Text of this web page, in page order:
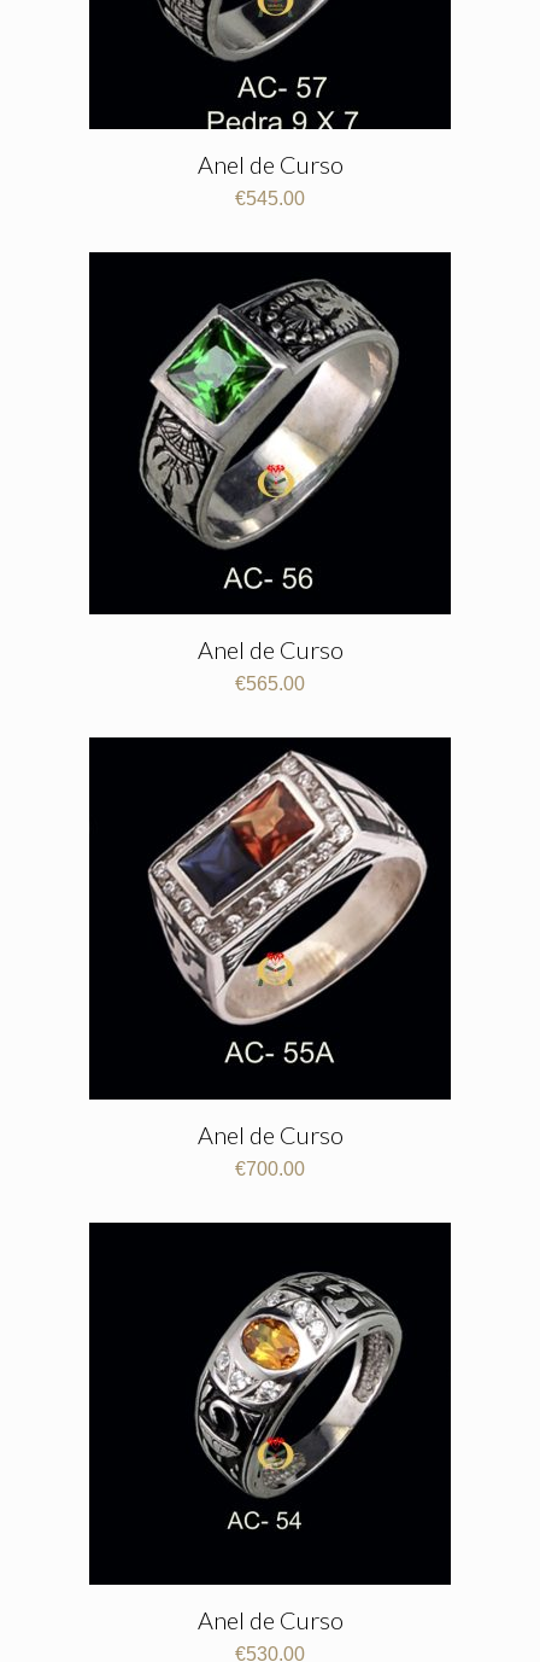
Anel de Curso
€545.00
Anel de Curso
€565.00
Anel de Curso
€700.00
Anel de Curso
€530.00